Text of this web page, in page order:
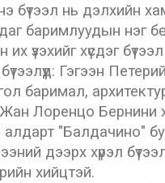
бүтээл нь дэлхийн
баримлуудын нэг
үзэхийг хүсдэг
Гэгээн
баримал,
Лоренцо Бернини
алдарт "Балдачино"
дээрх хүрэл
хийцтэй.